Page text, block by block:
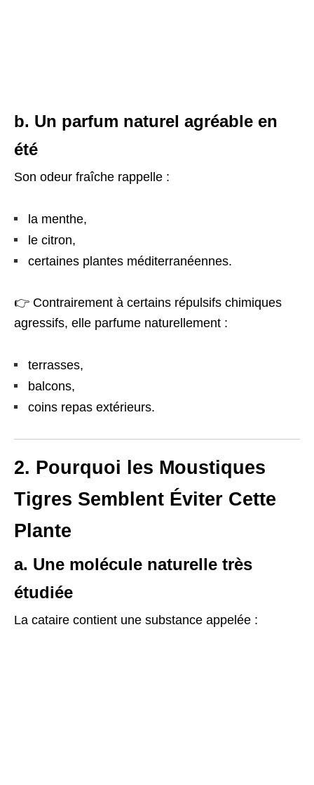
b. Un parfum naturel agréable en
été
Son odeur fraîche rappelle :
la menthe,
le citron,
certaines plantes méditerranéennes.
👉 Contrairement à certains répulsifs chimiques
agressifs, elle parfume naturellement :
terrasses,
balcons,
coins repas extérieurs.
2. Pourquoi les Moustiques
Tigres Semblent Éviter Cette
Plante
a. Une molécule naturelle très
étudiée
La cataire contient une substance appelée :